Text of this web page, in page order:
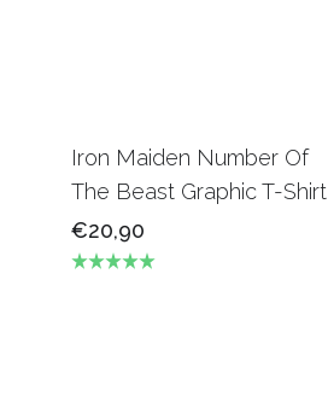
Iron Maiden Number Of
The Beast Graphic T-Shirt
€20,90